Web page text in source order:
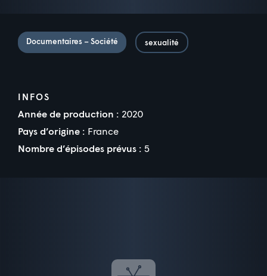
Documentaires – Société sexualité
INFOS
Année de production : 2020
Pays d’origine : France
Nombre d’épisodes prévus : 5